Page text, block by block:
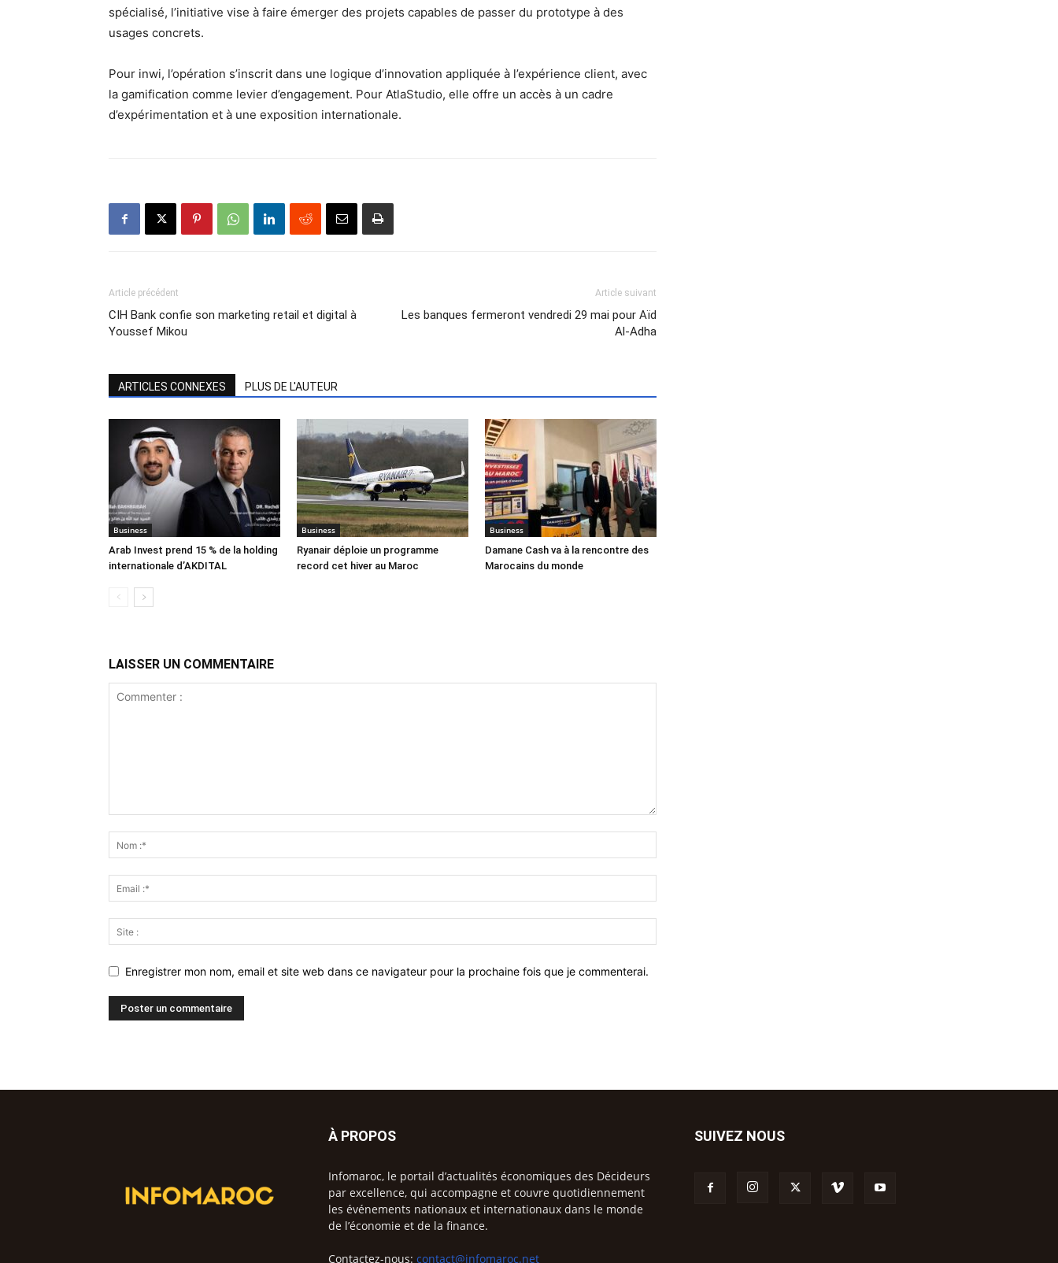
spécialisé, l’initiative vise à faire émerger des projets capables de passer du prototype à des
usages concrets.
Pour inwi, l’opération s’inscrit dans une logique d’innovation appliquée à l’expérience client, avec
la gamification comme levier d’engagement. Pour AtlaStudio, elle offre un accès à un cadre
d’expérimentation et à une exposition internationale.
Article précédent
CIH Bank confie son marketing retail et digital à
Youssef Mikou
Article suivant
Les banques fermeront vendredi 29 mai pour Aïd
Al-Adha
ARTICLES CONNEXES PLUS DE L'AUTEUR
Business
Arab Invest prend 15 % de la holding
internationale d’AKDITAL
Business
Ryanair déploie un programme
record cet hiver au Maroc
Business
Damane Cash va à la rencontre des
Marocains du monde
LAISSER UN COMMENTAIRE
Enregistrer mon nom, email et site web dans ce navigateur pour la prochaine fois que je commenterai.
À PROPOS
Infomaroc, le portail d’actualités économiques des Décideurs
par excellence, qui accompagne et couvre quotidiennement
les événements nationaux et internationaux dans le monde
de l’économie et de la finance.
Contactez-nous: contact@infomaroc.net
SUIVEZ NOUS